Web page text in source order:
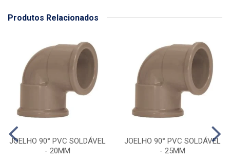
Produtos Relacionados
JOELHO 90° PVC SOLDÁVEL
- 20MM
JOELHO 90° PVC SOLDÁVEL
- 25MM